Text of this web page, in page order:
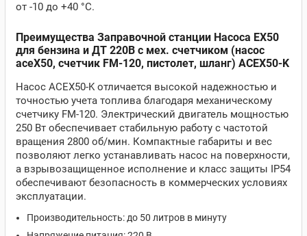
от -10 до +40 °C.
Преимущества Заправочной станции Насоса EX50
для бензина и ДТ 220В с мех. счетчиком (насос
aceX50, счетчик FM-120, пистолет, шланг) ACEX50-K
Насос ACEX50-K отличается высокой надежностью и
точностью учета топлива благодаря механическому
счетчику FM-120. Электрический двигатель мощностью
250 Вт обеспечивает стабильную работу с частотой
вращения 2800 об/мин. Компактные габариты и вес
позволяют легко устанавливать насос на поверхности,
а взрывозащищенное исполнение и класс защиты IP54
обеспечивают безопасность в коммерческих условиях
эксплуатации.
Производительность: до 50 литров в минуту